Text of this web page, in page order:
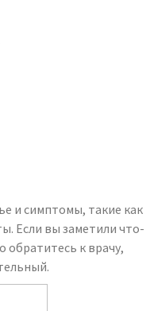
и симптомы, такие как
Если вы заметили что-
обратитесь к врачу,